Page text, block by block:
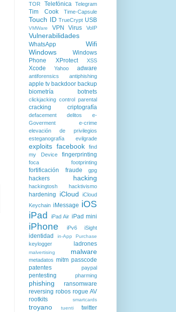
TOR Telefónica Telegram
Tim Cook Time-Capsule
Touch ID TrueCrypt USB
VMWare VPN Virus VoIP
Vulnerabilidades
WhatsApp
Wifi
Windows
Windows
Phone
XProtect XSS
Xcode Yahoo adware
antiforensics antiphishing
apple tv backdoor backup
biometría
botnets
clickjacking control parental
cracking criptografía
defacement delitos
e-
Goverment
e-crime
elevación de privilegios
esteganografía
evilgrade
exploits facebook
find
my Device
fingerprinting
foca footprinting
fortificación fraude gpg
hackers hacking
hackingtosh hacktivismo
hardening iCloud
iCloud
Keychain iMessage iOS
iPad
iPad Air iPad mini
iPhone iPv6 iSight
identidad in-App Purchase
keylogger ladrones
malvertising malware
metadatos mitm passcode
patentes
paypal
pentesting pharming
phishing
ransomware
reversing robos rogue AV
rootkits
smartcards
troyano tuenti twitter